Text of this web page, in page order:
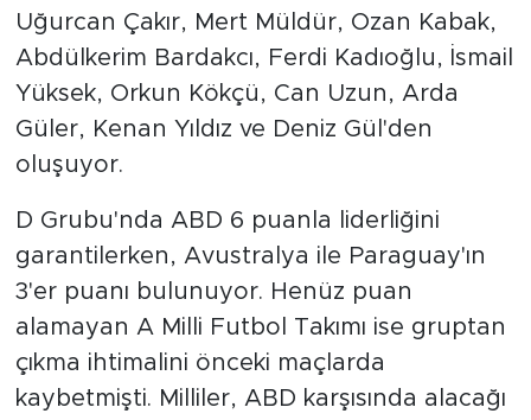
Uğurcan Çakır, Mert Müldür, Ozan Kabak,
Abdülkerim Bardakcı, Ferdi Kadıoğlu, İsmail
Yüksek, Orkun Kökçü, Can Uzun, Arda
Güler, Kenan Yıldız ve Deniz Gül'den
oluşuyor.
D Grubu'nda ABD 6 puanla liderliğini
garantilerken, Avustralya ile Paraguay'ın
3'er puanı bulunuyor. Henüz puan
alamayan A Milli Futbol Takımı ise gruptan
çıkma ihtimalini önceki maçlarda
kaybetmişti. Milliler, ABD karşısında alacağı